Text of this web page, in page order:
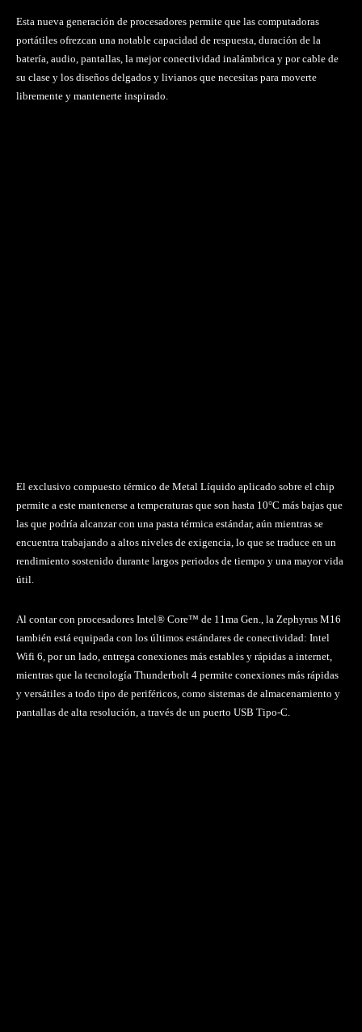
Esta nueva generación de procesadores permite que las computadoras
portátiles ofrezcan una notable capacidad de respuesta, duración de la
batería, audio, pantallas, la mejor conectividad inalámbrica y por cable de
su clase y los diseños delgados y livianos que necesitas para moverte
libremente y mantenerte inspirado.
El exclusivo compuesto térmico de Metal Líquido aplicado sobre el chip
permite a este mantenerse a temperaturas que son hasta 10°C más bajas que
las que podría alcanzar con una pasta térmica estándar, aún mientras se
encuentra trabajando a altos niveles de exigencia, lo que se traduce en un
rendimiento sostenido durante largos periodos de tiempo y una mayor vida
útil.
Al contar con procesadores Intel® Core™ de 11ma Gen., la Zephyrus M16
también está equipada con los últimos estándares de conectividad: Intel
Wifi 6, por un lado, entrega conexiones más estables y rápidas a internet,
mientras que la tecnología Thunderbolt 4 permite conexiones más rápidas
y versátiles a todo tipo de periféricos, como sistemas de almacenamiento y
pantallas de alta resolución, a través de un puerto USB Tipo-C.